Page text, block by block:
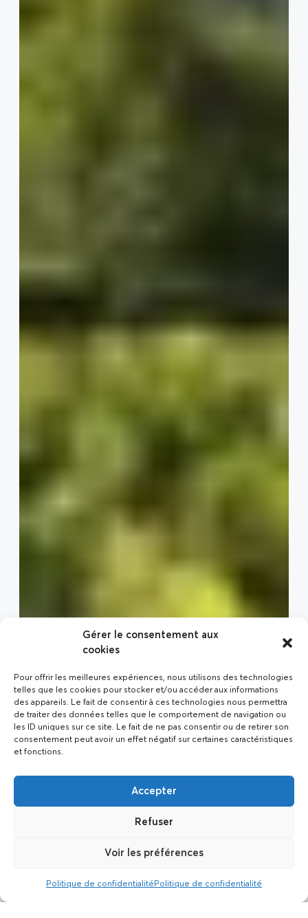
Gérer le consentement aux
cookies
Pour offrir les meilleures expériences, nous utilisons des technologies
telles que les cookies pour stocker et/ou accéder aux informations
des appareils. Le fait de consentir à ces technologies nous permettra
de traiter des données telles que le comportement de navigation ou
les ID uniques sur ce site. Le fait de ne pas consentir ou de retirer son
consentement peut avoir un effet négatif sur certaines caractéristiques
et fonctions.
Accepter
Refuser
Voir les préférences
Politique de confidentialité Politique de confidentialité